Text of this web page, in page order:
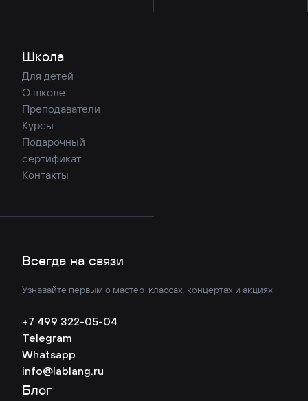
Школа
Для детей
О школе
Преподаватели
Курсы
Подарочный
сертификат
Контакты
Всегда на связи
Узнавайте первым о мастер-классах, концертах и акциях
+7 499 322-05-04
Telegram
Whatsapp
info@lablang.ru
Блог